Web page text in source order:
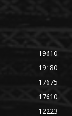
19610
19180
17675
17610
12223